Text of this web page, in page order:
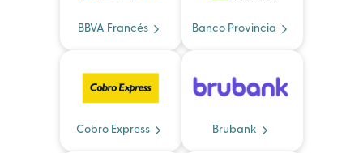
BBVA Francés Banco Provincia
Cobro Express Brubank